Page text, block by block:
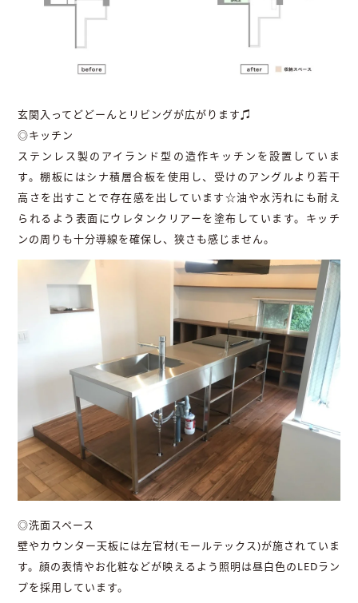
玄関入ってどどーんとリビングが広がります♫
◎キッチン
ステンレス製のアイランド型の造作キッチンを設置していま
す。棚板にはシナ積層合板を使用し、受けのアングルより若干
高さを出すことで存在感を出しています☆油や水汚れにも耐え
られるよう表面にウレタンクリアーを塗布しています。キッチ
ンの周りも十分導線を確保し、狭さも感じません。
◎洗面スペース
壁やカウンター天板には左官材(モールテックス)が施されていま
す。顔の表情やお化粧などが映えるよう照明は昼白色のLEDラン
プを採用しています。